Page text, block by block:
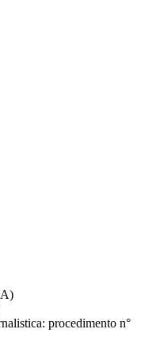
procedimento n°